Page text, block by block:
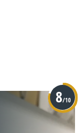
8/10